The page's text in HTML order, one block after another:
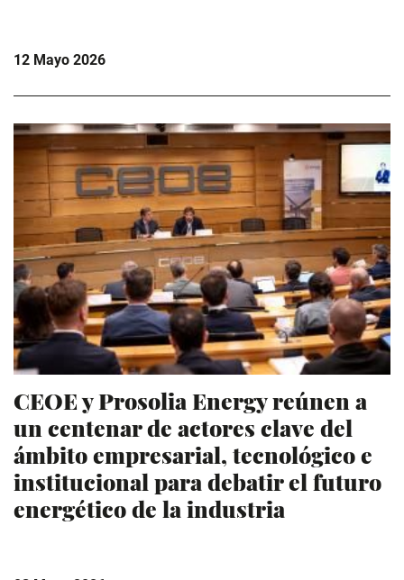
12 Mayo 2026
CEOE y Prosolia Energy reúnen a
un centenar de actores clave del
ámbito empresarial, tecnológico e
institucional para debatir el futuro
energético de la industria